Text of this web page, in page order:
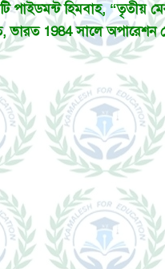
পাইডমন্ট হিমবাহ, “তৃতীয়
ভারত 1984 সালে